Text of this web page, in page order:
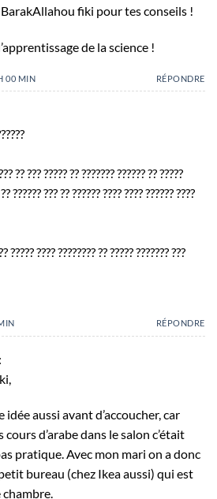
fiki pour tes conseils !
de la science !
00 MIN RÉPONDRE
?? ??? ????? ?? ??????? ?????? ?? ?????
?????? ??? ?? ?????? ???? ???? ?????? ????
????? ???? ???????? ?? ????? ??????? ???
RÉPONDRE
idée aussi avant d’accoucher, car
cours d’arabe dans le salon c’était
pratique. Avec mon mari on a donc
bureau (chez Ikea aussi) qui est